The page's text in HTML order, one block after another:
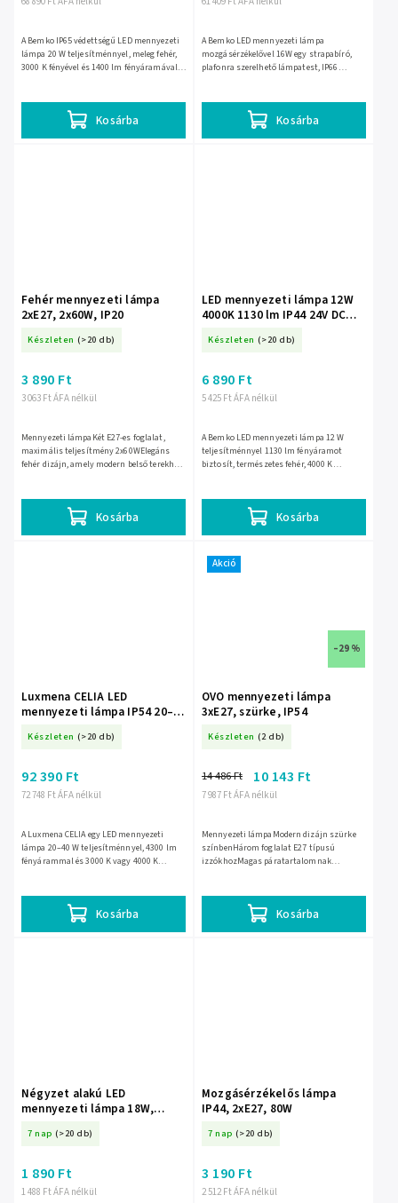
Kosárba
A Bemko IP65 védettségű LED mennyezeti
lámpa 20 W teljesítménnyel, meleg fehér,
3000 K fényével és 1400 lm fényáramával
Kosárba
A Bemko LED mennyezeti lámpa
mozgásérzékelővel 16W egy strapabíró,
plafonra szerelhető lámpatest, IP66
Fehér mennyezeti lámpa
2xE27, 2x60W, IP20
Készleten (>20 db)
3 063 Ft ÁFA nélkül
3 890 Ft
Kosárba
Mennyezeti lámpaKét E27-es foglalat,
maximális teljesítmény 2x60WElegáns
fehér dizájn, amely modern belső terekhez
LED mennyezeti lámpa 12W
4000K 1130 lm IP44 24V DC
4K-24V
Készleten (>20 db)
5 425 Ft ÁFA nélkül
6 890 Ft
Kosárba
A Bemko LED mennyezeti lámpa 12 W
teljesítménnyel 1130 lm fényáramot
biztosít, természetes fehér, 4000 K
Luxmena CELIA LED
mennyezeti lámpa IP54 20–
BM-C35-PLC-460-400-CCT
Készleten (>20 db)
72 748 Ft ÁFA nélkül
92 390 Ft
Kosárba
A Luxmena CELIA egy LED mennyezeti
lámpa 20–40 W teljesítménnyel, 4300 lm
fényárammal és 3000 K vagy 4000 K
Akció
–29 %
OVO mennyezeti lámpa
3xE27, szürke, IP54
Készleten (2 db)
7 987 Ft ÁFA nélkül
14 486 Ft 10 143 Ft
Kosárba
Mennyezeti lámpaModern dizájn szürke
színbenHárom foglalat E27 típusú
izzókhozMagas páratartalomnak
Négyzet alakú LED
mennyezeti lámpa 18W,
7 nap (>20 db)
1 488 Ft ÁFA nélkül
1 890 Ft
Mozgásérzékelős lámpa
IP44, 2xE27, 80W
7 nap (>20 db)
2 512 Ft ÁFA nélkül
3 190 Ft